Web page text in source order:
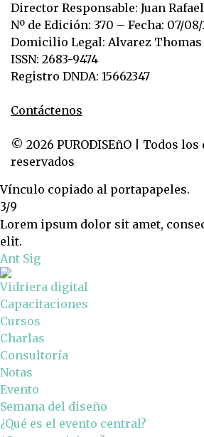
Director Responsable: Juan
Nº de Edición: 370 – Fecha: 07/
Domicilio Legal: Alvarez Thomas
ISSN: 2683-9474
Registro DNDA: 15662347
Contáctenos
© 2026 PURODISEñO | Todos los
reservados
Vínculo copiado al portapapeles.
3/9
Lorem ipsum dolor sit amet,
elit.
Ant Sig
Vidriera digital
Capacitaciones
Cursos
Charlas
Consultoría
Notas
Evento
Semana del diseño
¿Qué es el evento central?